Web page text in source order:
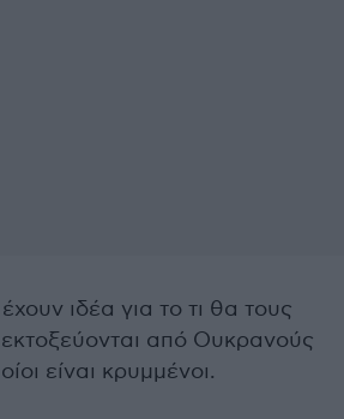
ιδέα για το τι θα τους
από Ουκρανούς
είναι κρυμμένοι.